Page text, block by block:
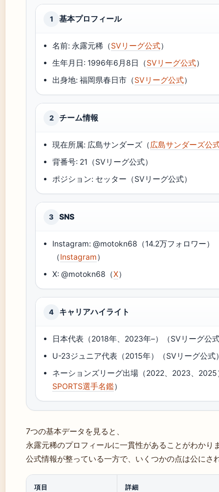
1 基本プロフィール
名前: 永露元稀（SVリーグ公式）
生年月日: 1996年6月8日（SVリーグ公式）
出身地: 福岡県春日市（SVリーグ公式）
2 チーム情報
現在所属: 広島サンダーズ（広島サンダーズ公
背番号: 21（SVリーグ公式）
ポジション: セッター（SVリーグ公式）
3 SNS
Instagram: @motokn68（14.2万フォロワー）
（Instagram）
X: @motokn68（X）
4 キャリアハイライト
日本代表（2018年、2023年–）（SVリーグ公
U-23ジュニア代表（2015年）（SVリーグ公式
ネーションズリーグ出場（2022、2023、2025
SPORTS選手名鑑）
7つの基本データを見ると、
永露元稀のプロフィールに一貫性があることがわかり
公式情報が整っている一方で、いくつかの点は公にさ
項目 詳細